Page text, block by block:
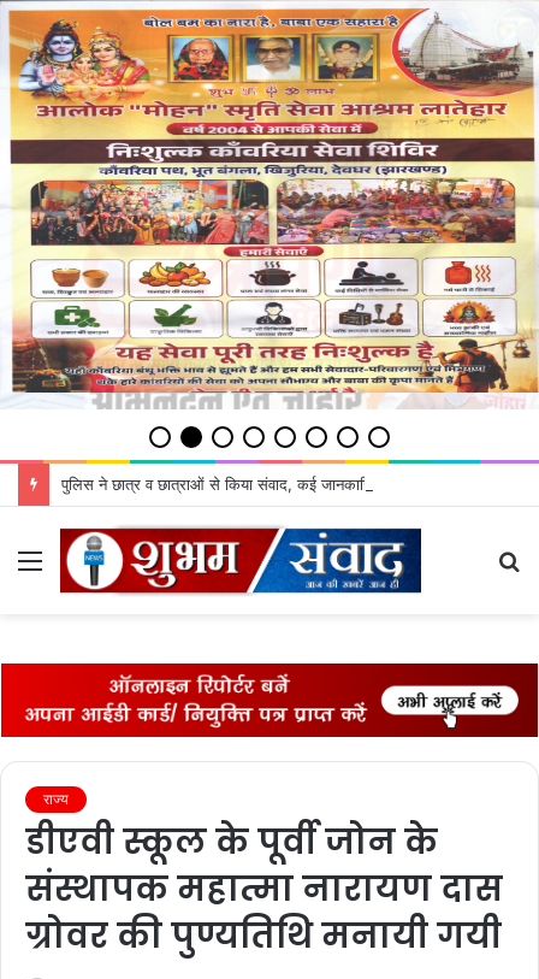
पुलिस ने छात्र व छात्राओं से किया संवाद, कई जानकारियां दी
Menu
डीएवी स्कूल के पूर्वी जोन के
संस्थापक महात्मा नारायण दास
ग्रोवर की पुण्यतिथि मनायी गयी